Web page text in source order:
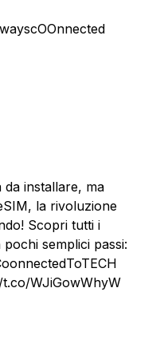
da installare, ma
la rivoluzione
Scopri tutti i
semplici passi:
WJiGowWhyW